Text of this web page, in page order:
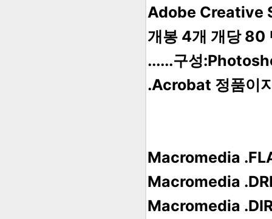
Adobe Creative
개봉 4개 개당 80
......구성
.Acrobat 정품이
Macromedia
Macromedia
Macromedia